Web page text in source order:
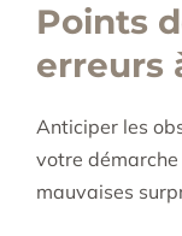
Points
erreurs
Anticiper les
votre
mauvaises